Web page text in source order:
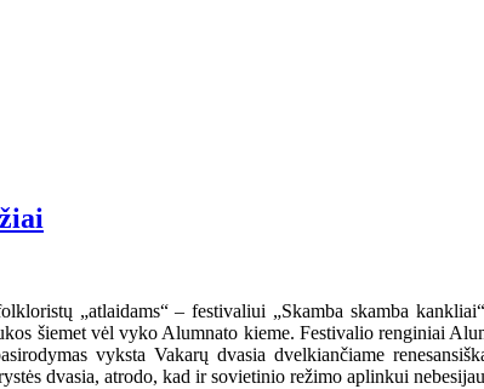
„atlaidams“ – festivaliui „Skamba skamba
šiemet vėl vyko Alumnato kieme. Festivalio renginiai
vyksta Vakarų dvasia dvelkiančiame
dvasia, atrodo, kad ir sovietinio režimo aplinkui